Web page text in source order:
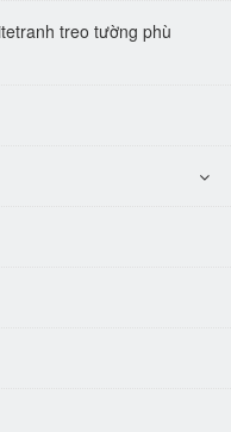
tranh treo tường phù